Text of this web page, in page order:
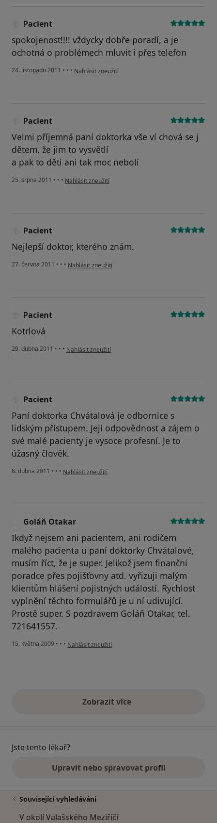
Pacient
spokojenost!!!! vždycky dobře poradí, a je
ochotná o problémech mluvit i přes telefon
24. listopadu 2011 • • • podle názoru uživatele Pacient
Nahlásit zneužití
Pacient
Velmi příjemná paní doktorka vše ví chová se j
dětem, že jim to vysvětlí
a pak to děti ani tak moc nebolí
25. srpna 2011 • • • podle názoru uživatele Pacient
Nahlásit zneužití
Pacient
Nejlepší doktor, kterého znám.
27. června 2011 • • • podle názoru uživatele Pacient
Nahlásit zneužití
Pacient
Kotrlová
29. dubna 2011 • • • podle názoru uživatele Pacient
Nahlásit zneužití
Pacient
Paní doktorka Chvátalová je odbornice s
lidským přístupem. Její odpovědnost a zájem o
své malé pacienty je vysoce profesní. Je to
úžasný člověk.
8. dubna 2011 • • • podle názoru uživatele Pacient
Nahlásit zneužití
Goláň Otakar
Ikdyž nejsem ani pacientem, ani rodičem
malého pacienta u paní doktorky Chvátalové,
musím říct, že je super. Jelikož jsem finanční
poradce přes pojišťovny atd. vyřizuji malým
klientům hlášení pojistných událostí. Rychlost
vyplnění těchto formulářů je u ní udivující.
Prostě super. S pozdravem Goláň Otakar, tel.
721641557.
15. května 2009 • • • podle názoru uživatele Goláň Otakar
Nahlásit zneužití
Zobrazit vícevýše uvedené názory
Jste tento lékař?
Upravit nebo spravovat profil
Související vyhledávání
V okolí Valašského Meziříčí